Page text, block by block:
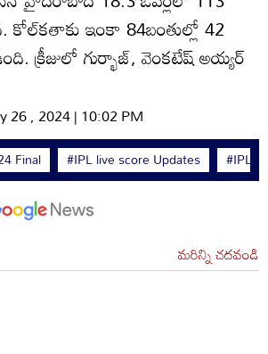
కోల్‌కతాకు ఇంకా 84బంతుల్లో 42
క్రీజులో గుర్భాజ్, వెంకటేష్ అయ్యర్
26 , 2024 | 10:02 PM
Final #IPL live score Updates #IPL
మరిన్ని చదవండి